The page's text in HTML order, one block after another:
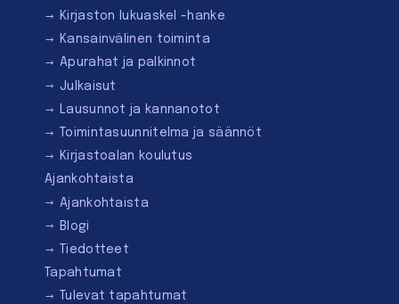
Kirjaston lukuaskel -hanke
Kansainvälinen toiminta
Apurahat ja palkinnot
Julkaisut
Lausunnot ja kannanotot
Toimintasuunnitelma ja säännöt
Kirjastoalan koulutus
Ajankohtaista
Ajankohtaista
Blogi
Tiedotteet
Tapahtumat
Tulevat tapahtumat